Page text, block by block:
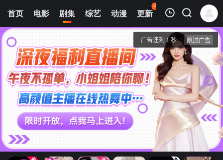
首页 电影 剧集 综艺 动漫 更新
43
热榜 APP
第07集
千香
清空